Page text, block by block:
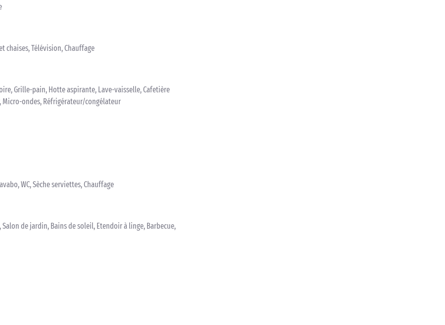
chaises, Télévision, Chauffage
Grille-pain, Hotte aspirante, Lave-vaisselle, Cafetière
Micro-ondes, Réfrigérateur/congélateur
WC, Sèche serviettes, Chauffage
de jardin, Bains de soleil, Etendoir à linge, Barbecue,